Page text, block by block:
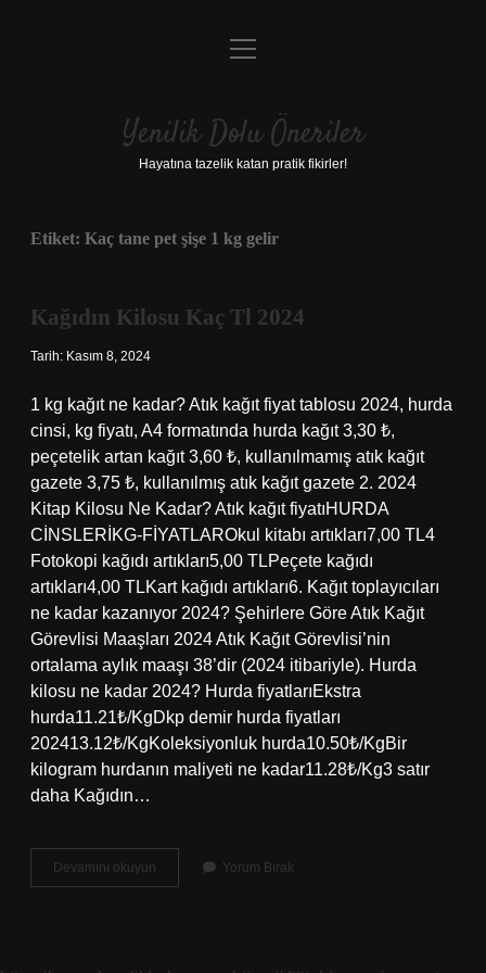
Anasayfa
Yasal Uyarı
menüyü
Yenilik Dolu Öneriler
Hayatına tazelik katan pratik fikirler!
Etiket: Kaç tane pet şişe 1 kg gelir
Kağıdın Kilosu Kaç Tl 2024
Tarih: Kasım 8, 2024
1 kg kağıt ne kadar? Atık kağıt fiyat tablosu 2024, hurda
cinsi, kg fiyatı, A4 formatında hurda kağıt 3,30 ₺,
peçetelik artan kağıt 3,60 ₺, kullanılmamış atık kağıt
gazete 3,75 ₺, kullanılmış atık kağıt gazete 2. 2024
Kitap Kilosu Ne Kadar? Atık kağıt fiyatıHURDA
CİNSLERİKG-FİYATLAROkul kitabı artıkları7,00 TL4
Fotokopi kağıdı artıkları5,00 TLPeçete kağıdı
artıkları4,00 TLKart kağıdı artıkları6. Kağıt toplayıcıları
ne kadar kazanıyor 2024? Şehirlere Göre Atık Kağıt
Görevlisi Maaşları 2024 Atık Kağıt Görevlisi’nin
ortalama aylık maaşı 38’dir (2024 itibariyle). Hurda
kilosu ne kadar 2024? Hurda fiyatlarıEkstra
hurda11.21₺/KgDkp demir hurda fiyatları
202413.12₺/KgKoleksiyonluk hurda10.50₺/KgBir
kilogram hurdanın maliyeti ne kadar11.28₺/Kg3 satır
daha Kağıdın…
Devamını okuyun
Kilosu
Yorum Bırak